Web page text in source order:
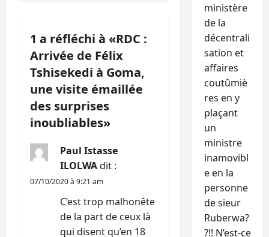
o
n
d
’
a
r
t
1 a réfléchi à «RDC :
Arrivée de Félix
Tshisekedi à Goma,
une visite émaillée
des surprises
inoubliables»
Paul Istasse
ILOLWAdit :
07/10/2020 à 9:21 am
C’est trop malhonête
de la part de ceux là
qui disent qu’en 18
ministère
de la
décentrali
sation et
affaires
coutûmiè
res en y
plaçant
un
ministre
inamovibl
e en la
personne
de sieur
Ruberwa?
?!! N’est-ce